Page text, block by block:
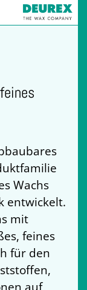
Wachs
entwickelt.
mit
feines
für den
auf